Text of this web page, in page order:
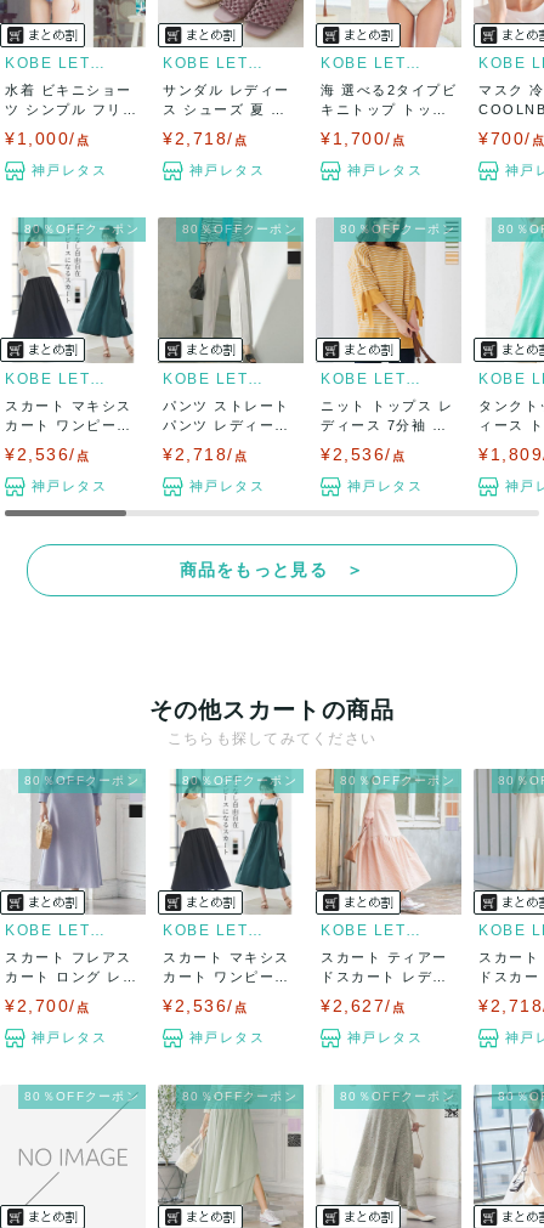
KOBE LETTUCE
水着 ビキニショー
ツ シンプル フリル
¥1,000/ 点
神戸レタス
KOBE LETTUCE
サンダル レディー
ス シューズ 夏 メ
¥2,718/ 点
神戸レタス
KOBE LETTUCE
海 選べる2タイプビ
キニトップ トップ
¥1,700/ 点
神戸レタス
マスク
¥700/ 点
神戸
80％OFFクーポン
スカート マキシス
カート ワンピース
¥2,536/ 点
神戸レタス
80％OFFクーポン
パンツ ストレート
パンツ レディース
¥2,718/ 点
神戸レタス
80％OFFクーポン
ニット トップス レ
ディース 7分袖 春
¥2,536/ 点
神戸レタス
80％
タンクト
ィース
神戸
商品をもっと見る ＞
その他スカートの商品
こちらも探してみてください
80％OFFクーポン
KOBE LETTUCE
スカート フレアス
カート ロング レデ
¥2,700/ 点
神戸レタス
80％OFFクーポン
KOBE LETTUCE
スカート マキシス
カート ワンピース
¥2,536/ 点
神戸レタス
80％OFFクーポン
KOBE LETTUCE
スカート ティアー
ドスカート レディ
¥2,627/ 点
神戸レタス
80％
スカート
ドスカ
神戸
80％OFFクーポン 80％OFFクーポン 80％OFFクーポン 80％